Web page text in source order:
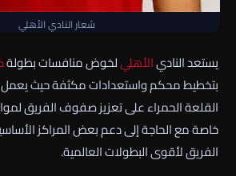
شعار النادي الأهلي
يستعد الناديالأهليلخوض منافسات بطولة
بتخطيط محكم واستعدادات مكثفة حيث
القلعة الحمراء على تعزيز صفوف الفريق
خاصة مع الحاجة إلى دعم بعض المراكز
الفريق لأقوى البطولات العالمية.